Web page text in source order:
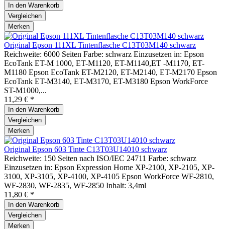
In den Warenkorb
Vergleichen
Merken
Original Epson 111XL Tintenflasche C13T03M140 schwarz
Reichweite: 6000 Seiten Farbe: schwarz Einzusetzen in: Epson
EcoTank ET-M 1000, ET-M1120, ET-M1140,ET -M1170, ET-
M1180 Epson EcoTank ET-M2120, ET-M2140, ET-M2170 Epson
EcoTank ET-M3140, ET-M3170, ET-M3180 Epson WorkForce
ST-M1000,...
11,29 € *
In den Warenkorb
Vergleichen
Merken
Original Epson 603 Tinte C13T03U14010 schwarz
Reichweite: 150 Seiten nach ISO/IEC 24711 Farbe: schwarz
Einzusetzen in: Epson Expression Home XP-2100, XP-2105, XP-
3100, XP-3105, XP-4100, XP-4105 Epson WorkForce WF-2810,
WF-2830, WF-2835, WF-2850 Inhalt: 3,4ml
11,80 € *
In den Warenkorb
Vergleichen
Merken